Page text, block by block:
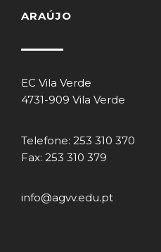
ARAÚJO
EC Vila Verde
4731-909 Vila Verde
Telefone: 253 310 370
Fax: 253 310 379
info@agvv.edu.pt